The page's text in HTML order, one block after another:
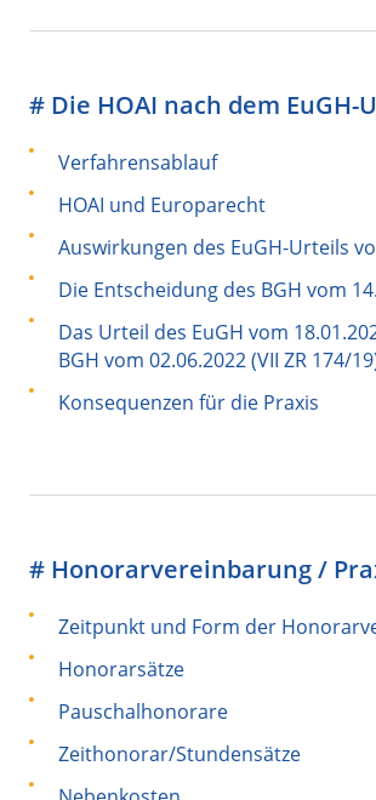
# Die HOAI nach dem EuGH-
Verfahrensablauf
HOAI und Europarecht
Auswirkungen des EuGH-Urteils
Die Entscheidung des BGH vom
Das Urteil des EuGH vom
BGH vom 02.06.2022 (VII ZR 174/
Konsequenzen für die Praxis
# Honorarvereinbarung /
Zeitpunkt und Form der
Honorarsätze
Pauschalhonorare
Zeithonorar/Stundensätze